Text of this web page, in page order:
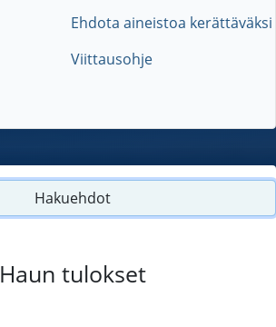
Ehdota aineistoa kerättäväksi
Viittausohje
Hakuehdot
Haun tulokset